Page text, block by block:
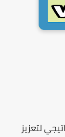
لتعزيز